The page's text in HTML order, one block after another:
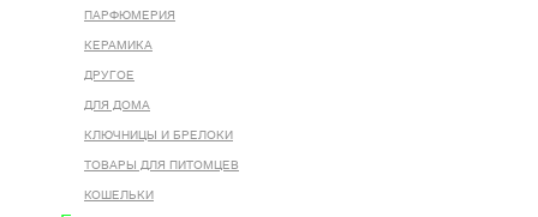
ПАРФЮМЕРИЯ
КЕРАМИКА
ДРУГОЕ
ДЛЯ ДОМА
КЛЮЧНИЦЫ И БРЕЛОКИ
ТОВАРЫ ДЛЯ ПИТОМЦЕВ
КОШЕЛЬКИ